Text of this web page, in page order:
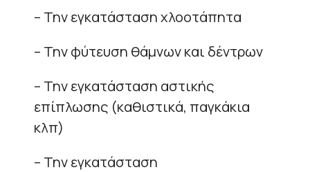
– Την εγκατάσταση χλοοτάπητα
– Την φύτευση θάμνων και δέντρων
– Την εγκατάσταση αστικής
επίπλωσης (καθιστικά, παγκάκια
κλπ)
– Την εγκατάσταση